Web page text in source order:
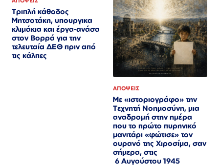
Τριπλή κάθοδος
Μητσοτάκη, υπουργικα
κλιμάκια και έργα-ανάσα
στον Βορρά για την
τελευταία ΔΕΘ πριν από
τις κάλπες
ΑΠΟΨΕΙΣ
Με «ιστοριογράφο» την
Τεχνητή Νοημοσύνη, μια
αναδρομή στην ημέρα
που το πρώτο πυρηνικό
μανιτάρι «φώτισε» τον
ουρανό της Χιροσίμα, σαν
σήμερα, στις
6 Αυγούστου 1945